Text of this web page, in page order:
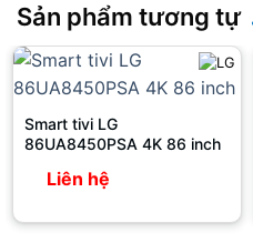
AI Picture
Chuyển
QMS
Công nghệ âm
Đầu ra âm
Dolby Atmos
α11 AI
LG Sound
Sản phẩm tương tự
Smart tivi LG
86UA8450PSA 4K 86 inch
Liên hệ